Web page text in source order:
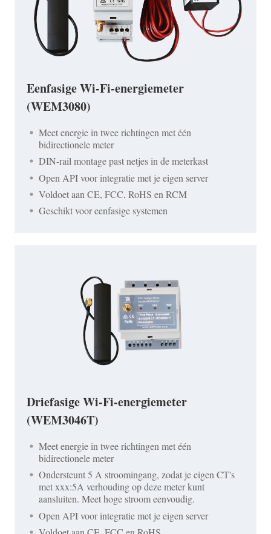
Eenfasige Wi-Fi-energiemeter
(WEM3080)
Meet energie in twee richtingen met één
bidirectionele meter
DIN-rail montage past netjes in de meterkast
Open API voor integratie met je eigen server
Voldoet aan CE, FCC, RoHS en RCM
Geschikt voor eenfasige systemen
Driefasige Wi-Fi-energiemeter
(WEM3046T)
Meet energie in twee richtingen met één
bidirectionele meter
Ondersteunt 5 A stroomingang, zodat je eigen CT's
met xxx:5A verhouding op deze meter kunt
aansluiten. Meet hoge stroom eenvoudig.
Open API voor integratie met je eigen server